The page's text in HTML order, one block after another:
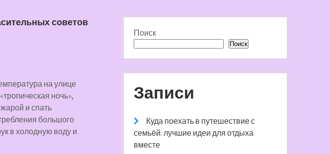
советов
на улице
ночь»,
и спать
большого
в холодную воду и
Поиск
Поиск
Записи
Куда поехать в путешествие с
семьёй: лучшие идеи для отдыха
вместе